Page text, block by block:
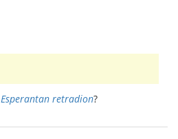
Esperantan retradion?